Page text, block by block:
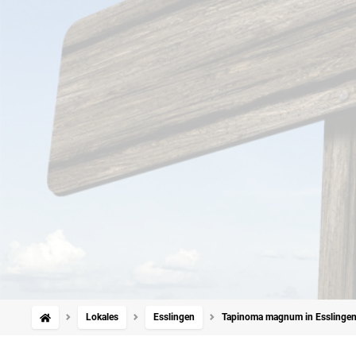
Lokales Esslingen Tapinoma magnum in